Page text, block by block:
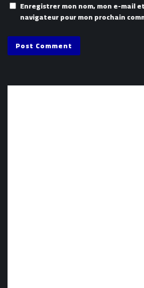
Enregistrer mon nom, mon e-mail
navigateur pour mon prochain